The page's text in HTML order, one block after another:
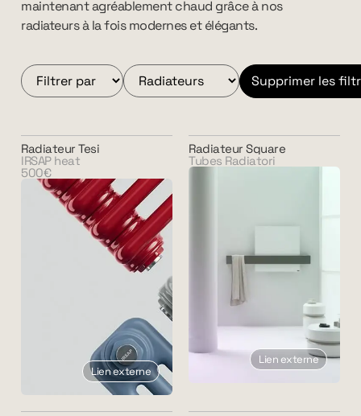
maintenant agréablement chaud grâce à nos
radiateurs à la fois modernes et élégants.
Supprimer les
Radiateur Tesi
IRSAP heat
500€
Lien externe
Radiateur Square
Tubes Radiatori
Lien externe